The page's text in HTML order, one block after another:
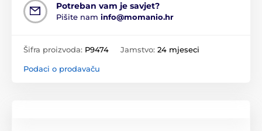
Potreban vam je savjet?
Pišite nam info@momanio.hr
Šifra proizvoda: P9474 Jamstvo: 24 mjeseci
Podaci o prodavaču